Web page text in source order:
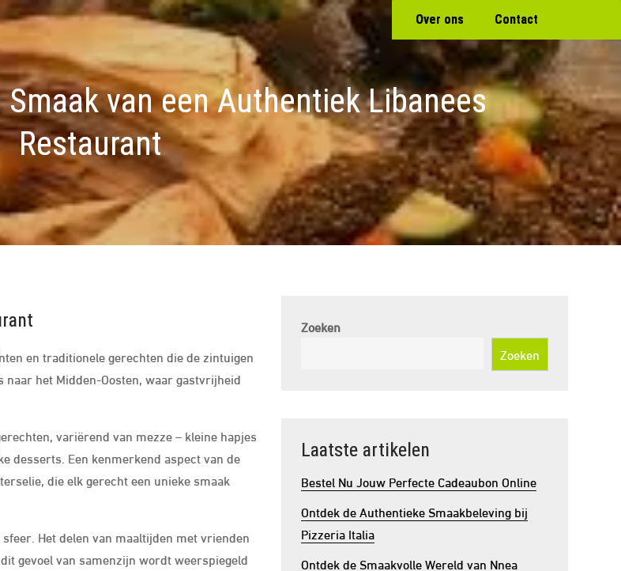
Over ons Contact
van een Authentiek Libanees
Restaurant
en traditionele gerechten die de zintuigen
het Midden-Oosten, waar gastvrijheid
variërend van mezze – kleine hapjes
desserts. Een kenmerkend aspect van de
die elk gerecht een unieke smaak
Het delen van maaltijden met vrienden
gevoel van samenzijn wordt weerspiegeld
Zoeken
Zoeken
Laatste artikelen
Bestel Nu Jouw Perfecte Cadeaubon Online
Ontdek de Authentieke Smaakbeleving bij
Pizzeria Italia
Ontdek de Smaakvolle Wereld van Nnea